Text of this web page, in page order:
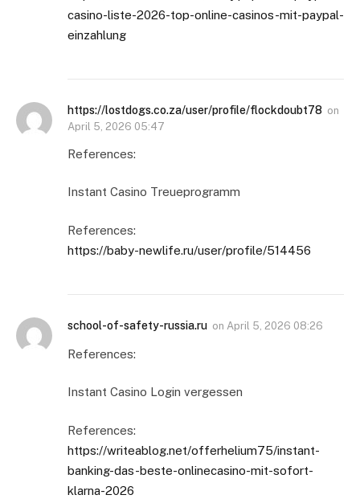
casino-liste-2026-top-online-casinos-mit-paypal-
einzahlung
https://lostdogs.co.za/user/profile/flockdoubt78 on
April 5, 2026 05:47
References:
Instant Casino Treueprogramm
References:
https://baby-newlife.ru/user/profile/514456
school-of-safety-russia.ru on April 5, 2026 08:26
References:
Instant Casino Login vergessen
References:
https://writeablog.net/offerhelium75/instant-
banking-das-beste-onlinecasino-mit-sofort-
klarna-2026